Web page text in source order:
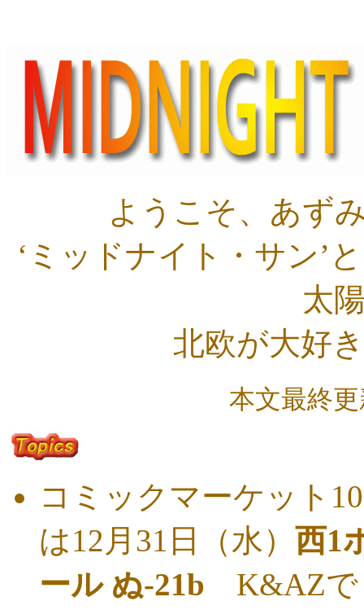
ようこそ、あず
‘ミッドナイト・サン’
太
北欧が大好
本文最終
コミックマーケット
は12月31日（水） 西1
ール ぬ-21b K&AZで